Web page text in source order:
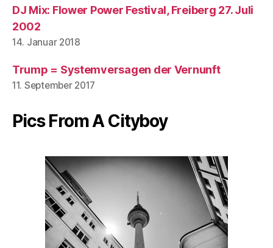
DJ Mix: Flower Power Festival, Freiberg 27. Juli
2002
14. Januar 2018
Trump = Systemversagen der Vernunft
11. September 2017
Pics From A Cityboy